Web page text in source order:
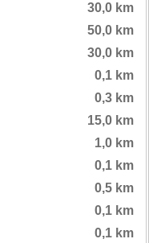
30,0 km
50,0 km
30,0 km
0,1 km
0,3 km
15,0 km
1,0 km
0,1 km
0,5 km
0,1 km
0,1 km